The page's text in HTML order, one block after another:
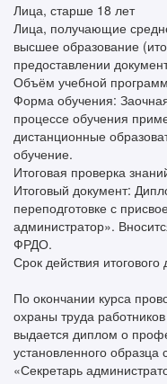
Лица, старше 18 лет
Лица, получающие
высшее образование
предоставлении
Объём учебной
Форма обучения:
процессе обучения
дистанционные
обучение.
Итоговая проверка
Итоговый документ:
переподготовке с
администратор».
ФРДО.
Срок действия
По окончании курса
охраны труда
выдается диплом о
установленного
«Секретарь